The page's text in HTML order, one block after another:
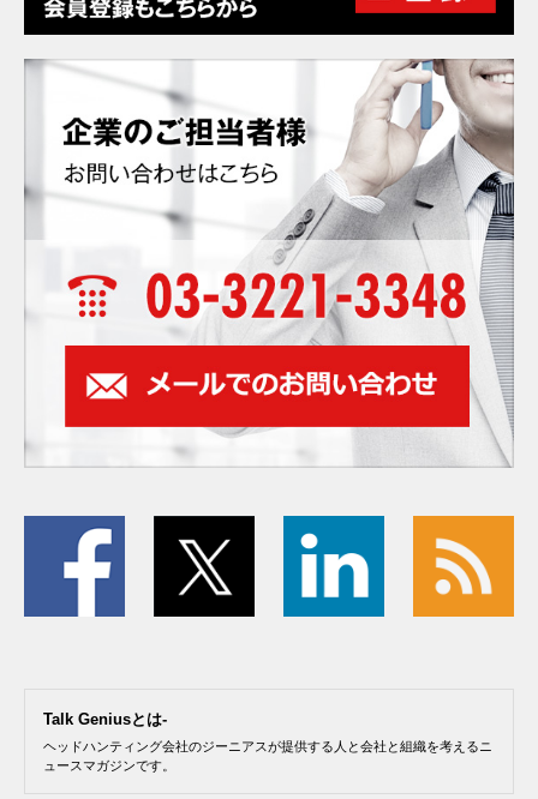
Talk Geniusとは-
ヘッドハンティング会社のジーニアスが提供する人と会社と組織を考えるニ
ュースマガジンです。